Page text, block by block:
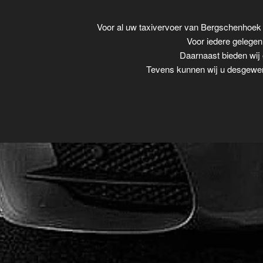
Voor al uw taxivervoer van
Voor iedere
Daarnaast bieden
Tevens kunnen wij u